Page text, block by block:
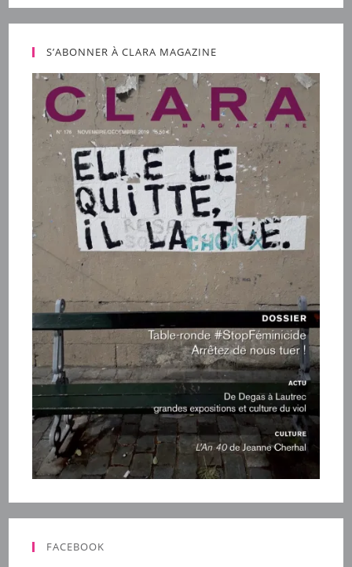
S’ABONNER À CLARA MAGAZINE
FACEBOOK